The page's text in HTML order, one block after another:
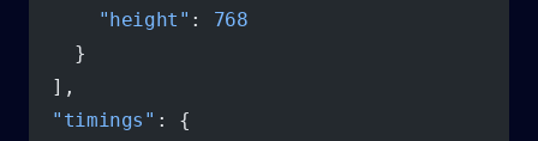
      "height"
: 768
    }
  ],
  "timings"
: {